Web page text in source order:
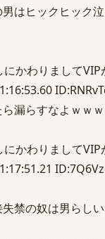
はヒックヒック
かわりましてVIP
漏らすなよｗｗｗ
かわりましてVIP
禁の奴は男らし